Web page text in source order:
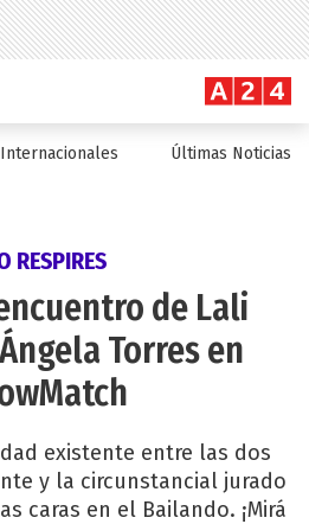
Internacionales Últimas Noticias
RESPIRES
de Lali
Torres en
existente entre las dos
y la circunstancial jurado
caras en el Bailando. ¡Mirá